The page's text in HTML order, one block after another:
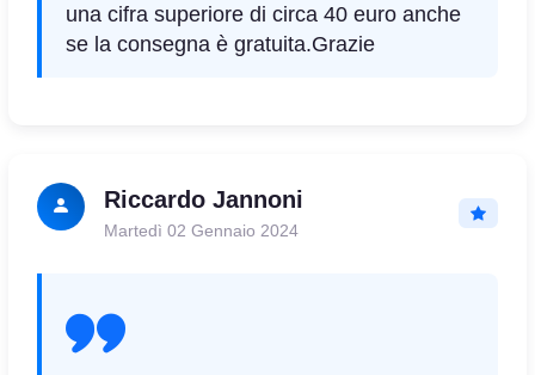
una cifra superiore di circa 40 euro anche
se la consegna è gratuita.Grazie
Riccardo Jannoni
Martedì 02 Gennaio 2024